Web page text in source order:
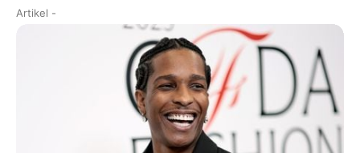
Artikel -